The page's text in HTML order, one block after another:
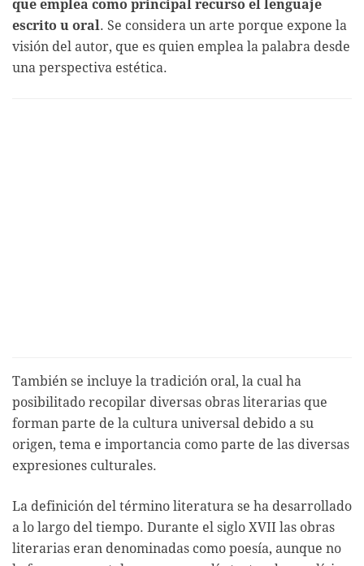
que emplea como principal recurso el lenguaje
escrito u oral. Se considera un arte porque expone la
visión del autor, que es quien emplea la palabra desde
una perspectiva estética.
También se incluye la tradición oral, la cual ha
posibilitado recopilar diversas obras literarias que
forman parte de la cultura universal debido a su
origen, tema e importancia como parte de las diversas
expresiones culturales.
La definición del término literatura se ha desarrollado
a lo largo del tiempo. Durante el siglo XVII las obras
literarias eran denominadas como poesía, aunque no